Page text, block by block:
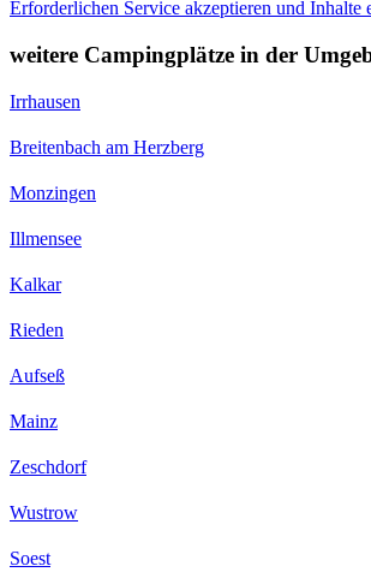
Erforderlichen Service akzeptieren und Inhalte
weitere Campingplätze in der
Irrhausen
Breitenbach am Herzberg
Monzingen
Illmensee
Kalkar
Rieden
Aufseß
Mainz
Zeschdorf
Wustrow
Soest